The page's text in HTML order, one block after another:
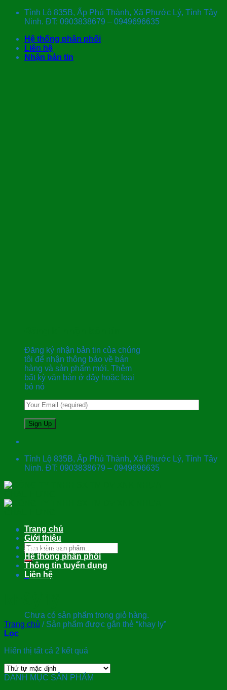
Skip
Tỉnh Lộ 835B, Ấp Phú Thành, Xã Phước Lý, Tỉnh Tây
Ninh. ĐT: 0903838679 – 0949696635
Hệ thống phân phối
Liên hệ
Nhận bản tin
Đăng ký nhận bản tin của chúng
tôi để nhận thông báo về bán
hàng và sản phẩm mới. Thêm
bất kỳ văn bản ở đây hoặc loại
bỏ nó
Tỉnh Lộ 835B, Ấp Phú Thành, Xã Phước Lý, Tỉnh Tây
Ninh. ĐT: 0903838679 – 0949696635
Tìm
kiếm:
0
Chưa có sản phẩm trong giỏ hàng.
Trang chủ
Giới thiệu
Sản phẩm
Hệ thống phân phối
Thông tin tuyển dụng
Liên hệ
Trang chủ /Sản phẩm được gắn thẻ “khay ly”
Lọc
Hiển thị tất cả 2 kết quả
DANH MỤC SẢN PHẨM